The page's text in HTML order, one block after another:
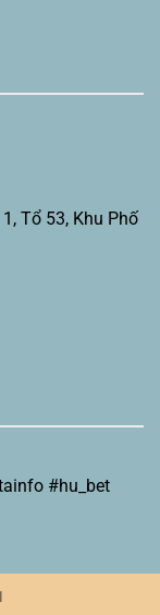
Tổ 53, Khu Phố
#hu_bet